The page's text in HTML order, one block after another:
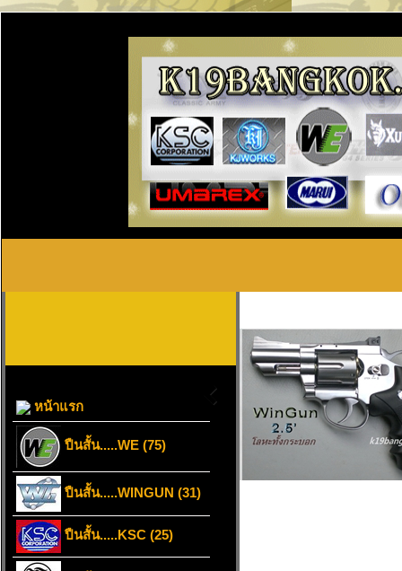
หน้าแรก
ปืนสั้น.....WE (75)
ปืนสั้น.....WINGUN (31)
ปืนสั้น.....KSC (25)